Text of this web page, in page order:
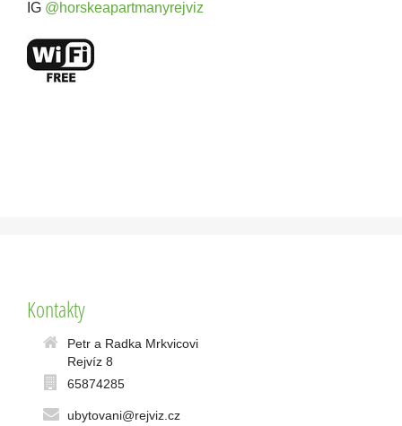
IG @horskeapartmanyrejviz
Kontakty
Petr a Radka Mrkvicovi
Rejvíz 8
65874285
ubytovani@rejviz.cz